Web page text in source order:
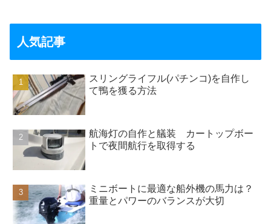
人気記事
スリングライフル(パチンコ)を自作し
て鴨を獲る方法
航海灯の自作と艤装 カートップボー
トで夜間航行を取得する
ミニボートに最適な船外機の馬力は？
重量とパワーのバランスが大切